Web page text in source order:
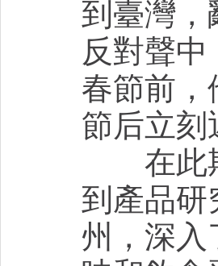
到臺灣，
反對聲中
春節前，
節后立刻
在此期
到產品研
州，深入